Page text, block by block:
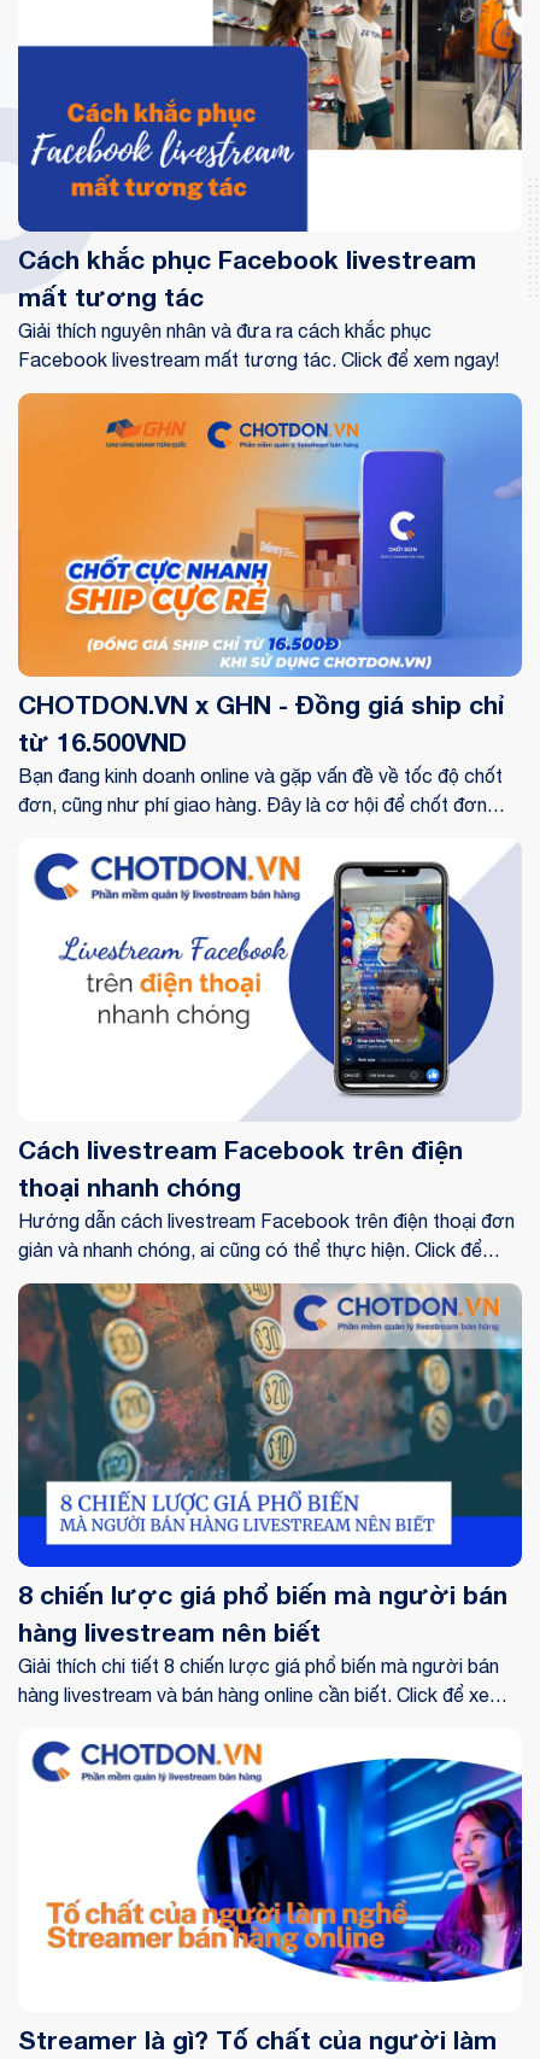
Cách khắc phục Facebook livestream
mất tương tác
Giải thích nguyên nhân và đưa ra cách khắc phục
Facebook livestream mất tương tác. Click để xem ngay!
CHOTDON.VN x GHN - Đồng giá ship chỉ
từ 16.500VND
Bạn đang kinh doanh online và gặp vấn đề về tốc độ chốt
đơn, cũng như phí giao hàng. Đây là cơ hội để chốt đơn
ngay!
Cách livestream Facebook trên điện
thoại nhanh chóng
Hướng dẫn cách livestream Facebook trên điện thoại đơn
giản và nhanh chóng, ai cũng có thể thực hiện. Click để
xem ngay!
8 chiến lược giá phổ biến mà người bán
hàng livestream nên biết
Giải thích chi tiết 8 chiến lược giá phổ biến mà người bán
hàng livestream và bán hàng online cần biết. Click để xem
Streamer là gì? Tố chất của người làm